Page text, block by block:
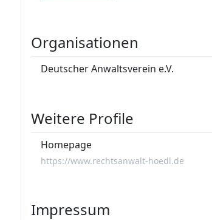
Organisationen
Deutscher Anwaltsverein e.V.
Weitere Profile
Homepage
https://www.rechtsanwalt-hoedl.de
Impressum